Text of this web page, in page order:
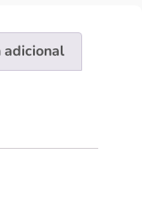
adicional